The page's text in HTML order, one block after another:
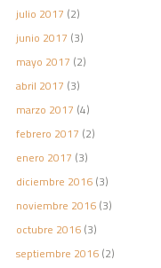
julio 2017 (2)
junio 2017 (3)
mayo 2017 (2)
abril 2017 (3)
marzo 2017 (4)
febrero 2017 (2)
enero 2017 (3)
diciembre 2016(3)
noviembre 2016(3)
octubre 2016(3)
septiembre 2016(2)